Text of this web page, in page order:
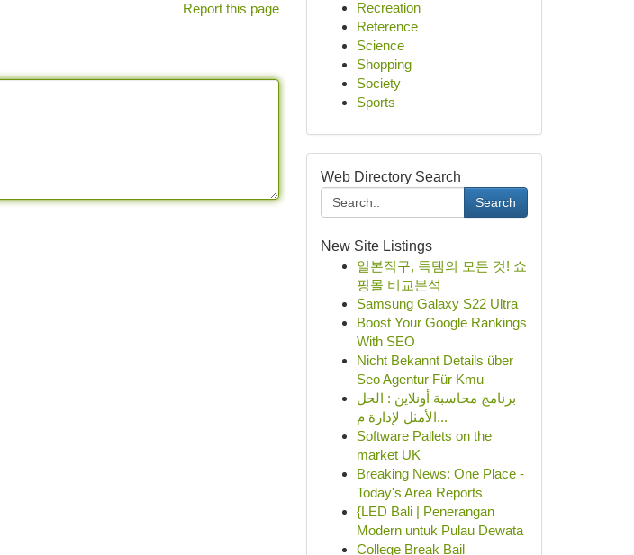
Report this page
Recreation
Reference
Science
Shopping
Society
Sports
Web Directory Search
Search
New Site Listings
일본직구, 득템의 모든 것! 쇼
핑몰 비교분석
Samsung Galaxy S22 Ultra
Boost Your Google Rankings
With SEO
Nicht Bekannt Details über
Seo Agentur Für Kmu
برنامج محاسبة أونلاين : الحل
الأمثل لإدارة م...
Software Pallets on the
market UK
Breaking News: One Place -
Today's Area Reports
{LED Bali | Penerangan
Modern untuk Pulau Dewata
College Break Bail